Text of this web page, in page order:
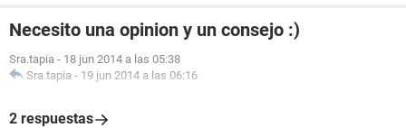
Necesito una opinion y un consejo :)
Sra.tapia - 18 jun 2014 a las 05:38
Sra.tapia - 19 jun 2014 a las 06:16
2 respuestas